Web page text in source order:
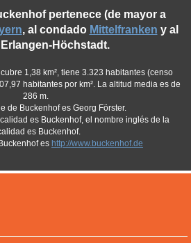
pertenece (de mayor a
, al condado Mittelfranken y al
Höchstadt.
1,38 km², tiene 3.323 habitantes (censo
habitantes por km². La altitud media es de
286 m.
de Buckenhof es Georg Förster.
es Buckenhof, el nombre inglés de la
es Buckenhof.
es http://www.buckenhof.de